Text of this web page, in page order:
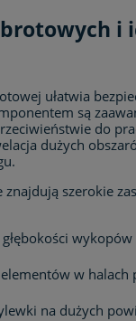
i
ułatwia
są
do
dużych
szerokie
wykopów
w halach
na dużych